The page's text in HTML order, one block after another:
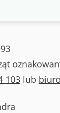
103 lub